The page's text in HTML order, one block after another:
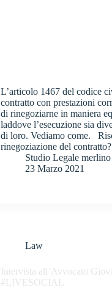
L’articolo 1467 del codice
contratto con prestazioni
di rinegoziarne in maniera
laddove l’esecuzione sia
di loro. Vediamo come.
rinegoziazione del
Studio Legale
23 Marzo 2021
Law
Intervista all’Avvocato
#LIVESOCIAL